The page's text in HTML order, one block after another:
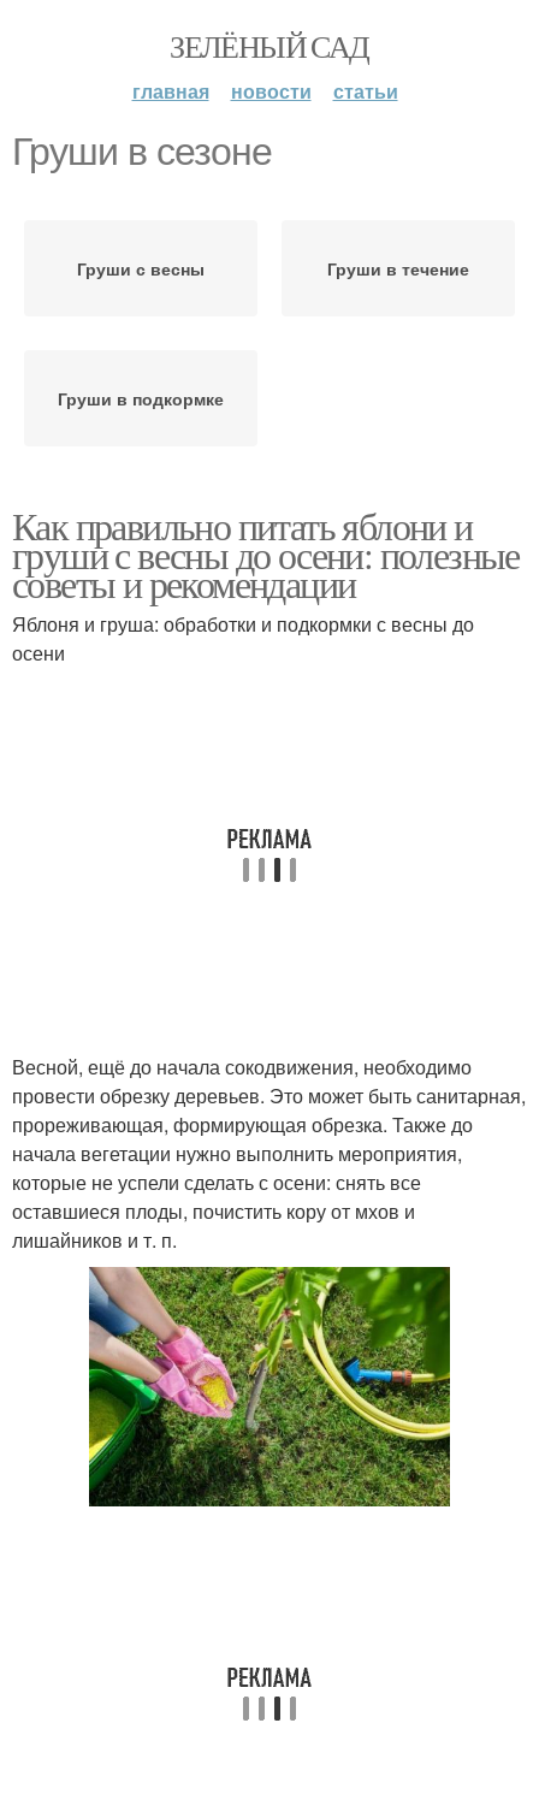
ЗЕЛЁНЫЙ САД
главная новости статьи
Груши в сезоне
Груши с весны Груши в течение
Груши в подкормке
Как правильно питать яблони и
груши с весны до осени: полезные
советы и рекомендации
Яблоня и груша: обработки и подкормки с весны до
осени
Весной, ещё до начала сокодвижения, необходимо
провести обрезку деревьев. Это может быть санитарная,
прореживающая, формирующая обрезка. Также до
начала вегетации нужно выполнить мероприятия,
которые не успели сделать с осени: снять все
оставшиеся плоды, почистить кору от мхов и
лишайников и т. п.